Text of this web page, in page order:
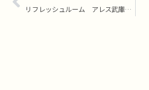
リフレッシュルーム アレス武庫之荘店